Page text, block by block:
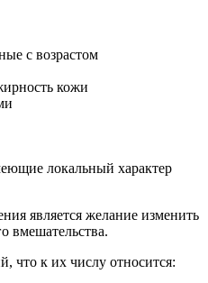
с возрастом
кожи
локальный характер
является желание изменить
вмешательства.
что к их числу относится: